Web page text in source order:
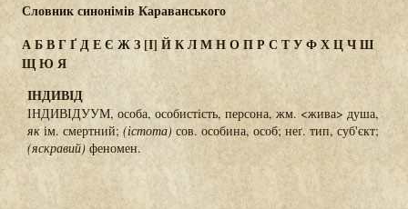
Словник синонімів Караванського
АБВГҐДЕЄ ЖЗ [І] ЙКЛМНОПР С ТУФХЦЧШ
ЩЮ Я
ІНДИВІД
ІНДИВІДУУМ, особа, особистість, персона, жм. <жива> душа,
як ім. смертний; (істота) сов. особина, особ; неґ. тип, суб'єкт;
(яскравий) феномен.